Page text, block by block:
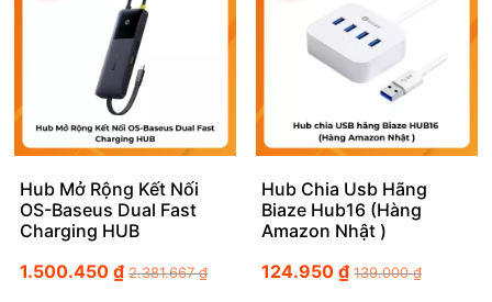
Hub Mở Rộng Kết Nối
OS-Baseus Dual Fast
Charging HUB
1.500.450 ₫ 2.381.667₫
Hub Chia Usb Hãng
Biaze Hub16 (Hàng
Amazon Nhật )
124.950₫ 139.000₫